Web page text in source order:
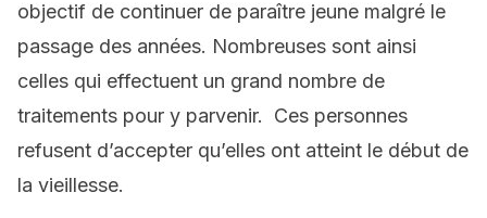
objectif de continuer de paraître jeune malgré le
passage des années. Nombreuses sont ainsi
celles qui effectuent un grand nombre de
traitements pour y parvenir. Ces personnes
refusent d’accepter qu’elles ont atteint le début de
la vieillesse.